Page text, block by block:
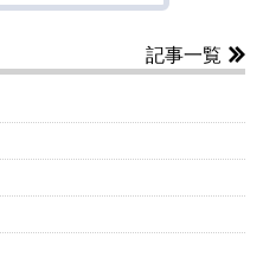
記事一覧